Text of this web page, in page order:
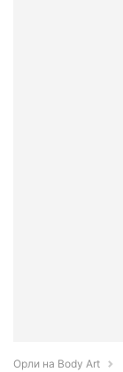
Орли на Body Art